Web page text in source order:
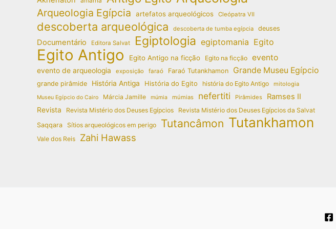
Arqueologia Egípcia artefatos arqueológicos Cleópatra VII
descoberta arqueológica descoberta de tumba egípcia deuses
Documentário Editora Salvat Egiptologia egiptomania Egito
Egito Antigo Egito Antigo na ficção Egito na ficção evento
evento de arqueologia exposição faraó Faraó Tutankhamon Grande Museu Egípcio
grande pirâmide História Antiga História do Egito história do Egito Antigo mitologia
Museu Egípcio do Cairo Márcia Jamille múmia múmias nefertiti Pirâmides Ramses II
Revista Revista Mistério dos Deuses Egípcios
Revista Mistério dos Deuses Egípcios da Salvat
Saqqara Sítios arqueológicos em perigo Tutancâmon Tutankhamon
Vale dos Reis Zahi Hawass